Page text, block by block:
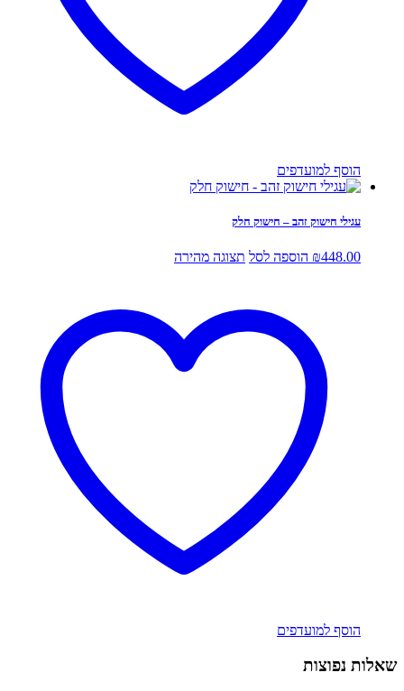
הוסף למועדפים
עגילי חישוק זהב – חישוק חלק
₪448.00 הוספה לסל תצוגה מהירה
הוסף למועדפים
שאלות נפוצות